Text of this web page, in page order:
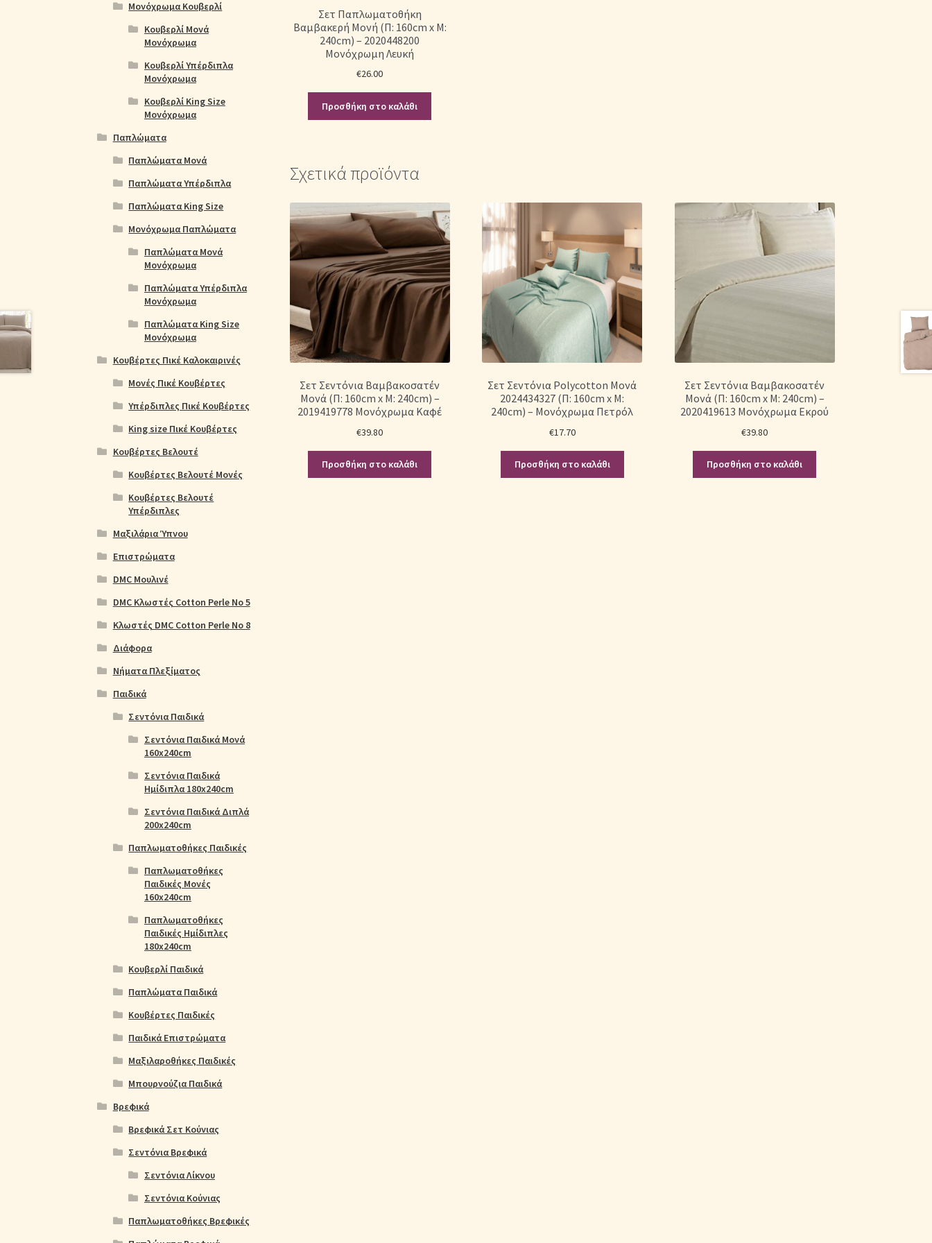
Σετ Παπλωματοθήκη
Βαμβακερή Μονή (Π: 160cm x Μ:
240cm) – 2020448200
Μονόχρωμη Λευκή
€26.00
Προσθήκη στο καλάθι
Σχετικά προϊόντα
Σετ Σεντόνια Βαμβακοσατέν
Μονά (Π: 160cm x Μ: 240cm) –
2019419778 Μονόχρωμα Καφέ
€39.80
Προσθήκη στο καλάθι
Σετ Σεντόνια Polycotton Μονά
2024434327 (Π: 160cm x Μ:
240cm) – Μονόχρωμα Πετρόλ
€17.70
Προσθήκη στο καλάθι
Σετ Σεντόνια Βαμβακοσατέν
Μονά (Π: 160cm x Μ: 240cm) –
2020419613 Μονόχρωμα Εκρού
€39.80
Προσθήκη στο καλάθι
Μονόχρωμα Κουβερλί
Κουβερλί Μονά
Μονόχρωμα
Κουβερλί Υπέρδιπλα
Μονόχρωμα
Κουβερλί King Size
Μονόχρωμα
Παπλώματα
Παπλώματα Μονά
Παπλώματα Υπέρδιπλα
Παπλώματα King Size
Μονόχρωμα Παπλώματα
Παπλώματα Μονά
Μονόχρωμα
Παπλώματα Υπέρδιπλα
Μονόχρωμα
Παπλώματα King Size
Μονόχρωμα
Κουβέρτες Πικέ Καλοκαιρινές
Μονές Πικέ Κουβέρτες
Υπέρδιπλες Πικέ Κουβέρτες
King size Πικέ Κουβέρτες
Κουβέρτες Βελουτέ
Κουβέρτες Βελουτέ Μονές
Κουβέρτες Βελουτέ
Υπέρδιπλες
Μαξιλάρια Ύπνου
Επιστρώματα
DMC Μουλινέ
DMC Κλωστές Cotton Perle No 5
Κλωστές DMC Cotton Perle No 8
Διάφορα
Νήματα Πλεξίματος
Παιδικά
Σεντόνια Παιδικά
Σεντόνια Παιδικά Μονά
160x240cm
Σεντόνια Παιδικά
Ημίδιπλα 180x240cm
Σεντόνια Παιδικά Διπλά
200x240cm
Παπλωματοθήκες Παιδικές
Παπλωματοθήκες
Παιδικές Μονές
160x240cm
Παπλωματοθήκες
Παιδικές Ημίδιπλες
180x240cm
Κουβερλί Παιδικά
Παπλώματα Παιδικά
Κουβέρτες Παιδικές
Παιδικά Επιστρώματα
Μαξιλαροθήκες Παιδικές
Μπουρνούζια Παιδικά
Βρεφικά
Βρεφικά Σετ Κούνιας
Σεντόνια Βρεφικά
Σεντόνια Λίκνου
Σεντόνια Κούνιας
Παπλωματοθήκες Βρεφικές